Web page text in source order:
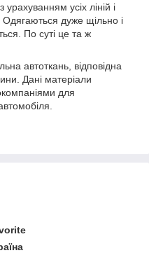
усіх ліній і
Одягаються дуже щільно і
По суті це та ж
автоткань, відповідна
Дані матеріали
для